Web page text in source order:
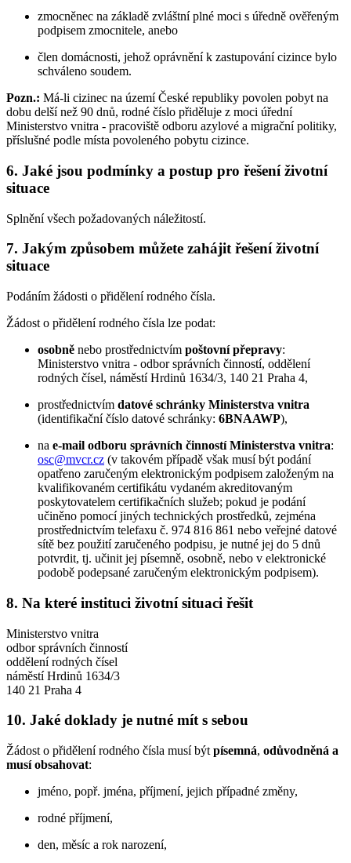
zmocněnec na základě zvláštní plné moci s úředně ověřeným
podpisem zmocnitele, anebo
člen domácnosti, jehož oprávnění k zastupování cizince bylo
schváleno soudem.
Pozn.: Má-li cizinec na území České republiky povolen pobyt na
dobu delší než 90 dnů, rodné číslo přiděluje z moci úřední
Ministerstvo vnitra - pracoviště odboru azylové a migrační politiky,
příslušné podle místa povoleného pobytu cizince.
6. Jaké jsou podmínky a postup pro řešení životní
situace
Splnění všech požadovaných náležitostí.
7. Jakým způsobem můžete zahájit řešení životní
situace
Podáním žádosti o přidělení rodného čísla.
Žádost o přidělení rodného čísla lze podat:
osobně nebo prostřednictvím poštovní přepravy:
Ministerstvo vnitra - odbor správních činností, oddělení
rodných čísel, náměstí Hrdinů 1634/3, 140 21 Praha 4,
prostřednictvím datové schránky Ministerstva vnitra
(identifikační číslo datové schránky: 6BNAAWP),
na e-mail odboru správních činností Ministerstva vnitra:
osc@mvcr.cz (v takovém případě však musí být podání
opatřeno zaručeným elektronickým podpisem založeným na
kvalifikovaném certifikátu vydaném akreditovaným
poskytovatelem certifikačních služeb; pokud je podání
učiněno pomocí jiných technických prostředků, zejména
prostřednictvím telefaxu č. 974 816 861 nebo veřejné datové
sítě bez použití zaručeného podpisu, je nutné jej do 5 dnů
potvrdit, tj. učinit jej písemně, osobně, nebo v elektronické
podobě podepsané zaručeným elektronickým podpisem).
8. Na které instituci životní situaci řešit
Ministerstvo vnitra
odbor správních činností
oddělení rodných čísel
náměstí Hrdinů 1634/3
140 21 Praha 4
10. Jaké doklady je nutné mít s sebou
Žádost o přidělení rodného čísla musí být písemná, odůvodněná a
musí obsahovat:
jméno, popř. jména, příjmení, jejich případné změny,
rodné příjmení,
den, měsíc a rok narození,